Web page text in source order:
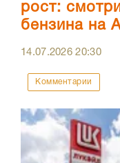
рост:
бензина на
14.07.202620:30
Комментарии